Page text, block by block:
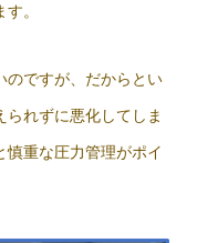
。
のですが、だからとい
られずに悪化してしま
慎重な圧力管理がポイ